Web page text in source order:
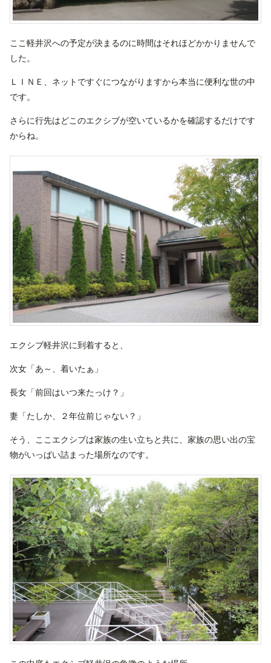
ここ軽井沢への予定が決まるのに時間はそれほどかかりませんで
した。
ＬＩＮＥ、ネットですぐにつながりますから本当に便利な世の中
です。
さらに行先はどこのエクシブが空いているかを確認するだけです
からね。
エクシブ軽井沢に到着すると、
次女「あ～、着いたぁ」
長女「前回はいつ来たっけ？」
妻「たしか、２年位前じゃない？」
そう、ここエクシブは家族の生い立ちと共に、家族の思い出の宝
物がいっぱい詰まった場所なのです。